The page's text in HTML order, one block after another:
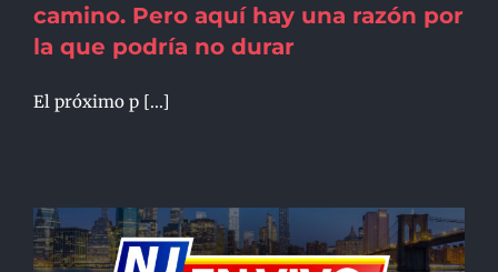
camino. Pero aquí hay una razón por
la que podría no durar
El próximo p [...]